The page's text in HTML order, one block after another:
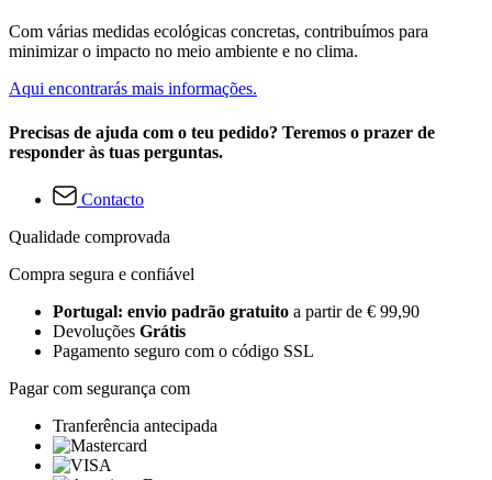
Com várias medidas ecológicas concretas, contribuímos para
minimizar o impacto no meio ambiente e no clima.
Aqui encontrarás mais informações.
Precisas de ajuda com o teu pedido? Teremos o prazer de
responder às tuas perguntas.
Contacto
Qualidade comprovada
Compra segura e confiável
Portugal: envio padrão gratuito a partir de € 99,90
Devoluções Grátis
Pagamento seguro com o código SSL
Pagar com segurança com
Tranferência antecipada